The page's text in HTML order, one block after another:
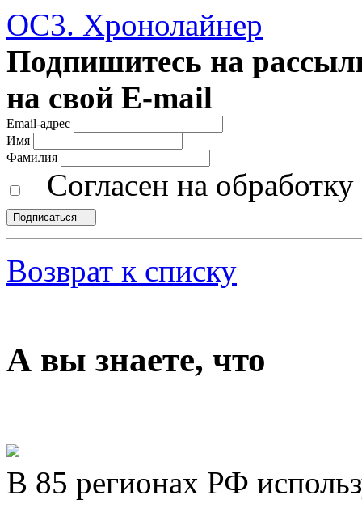
ОС3. Хронолайнер
Подпишитесь на
на свой E-mail
Email-адрес
Имя
Фамилия
Согласен на
Подписаться
Возврат к списку
А вы знаете, что
В 85 регионах РФ